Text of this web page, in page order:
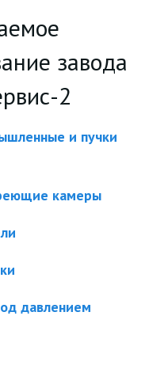
завода
2
и пучки
камеры
давлением